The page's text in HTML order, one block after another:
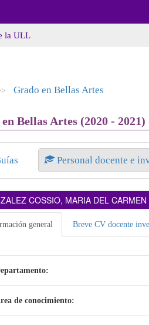
la ULL
Grado en Bellas Artes
Bellas Artes (2020 - 2021)
Personal docente e
COSSIO, MARIA DEL CARMEN
general Breve CV docente
de conocimiento: